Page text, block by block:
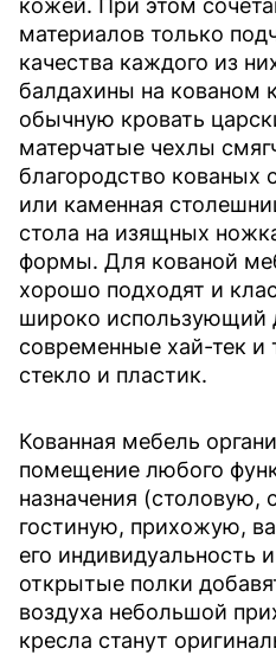
кожей. При этом
материалов только
качества каждого из
балдахины на кованом
обычную кровать
матерчатые чехлы
благородство кованых
или каменная
стола на изящных
формы. Для кованой
хорошо подходят и
широко использующий
современные хай-тек
стекло и пластик.
Кованная мебель
помещение любого
назначения (столовую,
гостиную, прихожую,
его индивидуальность
открытые полки
воздуха небольшой
кресла станут